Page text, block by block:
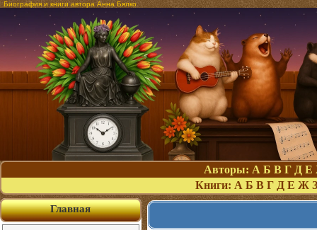
Биография и книги автора Анна Бялко
Авторы: А Б В Г Д Е
Книги: А Б В Г Д Е Ж З
Главная